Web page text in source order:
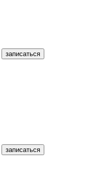
записаться
записаться